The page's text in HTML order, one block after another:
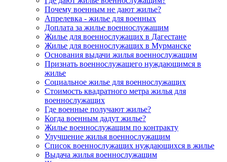
Почему военным не дают жилье?
Апрелевка - жилье для военных
Доплата за жилье военнослужащим
Жилье для военнослужащих в Дагестане
Жилье для военнослужащих в Мурманске
Основания выдачи жилья военнослужащим
Признать военнослужащего нуждающимся в
жилье
Социальное жилье для военнослужащих
Стоимость квадратного метра жилья для
военнослужащих
Где военные получают жилье?
Когда военным дадут жилье?
Жилье военнослужащим по контракту
Улучшение жилья военнослужащим
Список военнослужащих нуждающихся в жилье
Выдача жилья военнослужащим